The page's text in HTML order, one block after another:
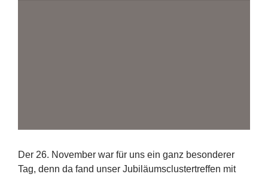
Der 26. November war für uns ein ganz besonderer
Tag, denn da fand unser Jubiläumsclustertreffen mit